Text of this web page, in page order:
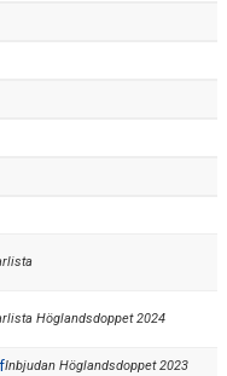
Höglandsdoppet 2024
Inbjudan Höglandsdoppet 2023